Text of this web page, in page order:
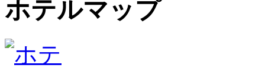
ホテルマップ